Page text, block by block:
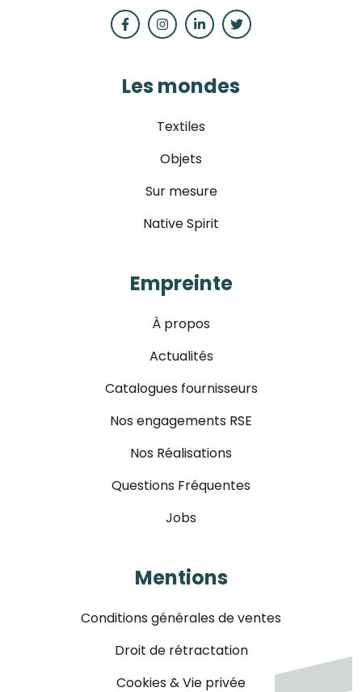
Les mondes
Textiles
Objets
Sur mesure
Native Spirit
Empreinte
À propos
Actualités
Catalogues fournisseurs
Nos engagements RSE
Nos Réalisations
Questions Fréquentes
Jobs
Mentions
Conditions générales de ventes
Droit de rétractation
Cookies & Vie privée